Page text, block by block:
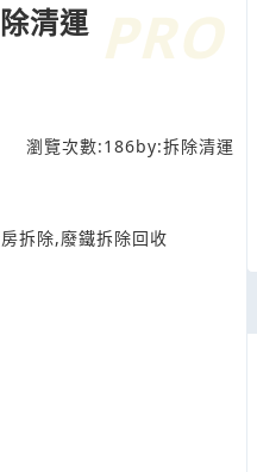
清運
瀏覽次數:186by:拆除清運
拆除,廢鐵拆除回收